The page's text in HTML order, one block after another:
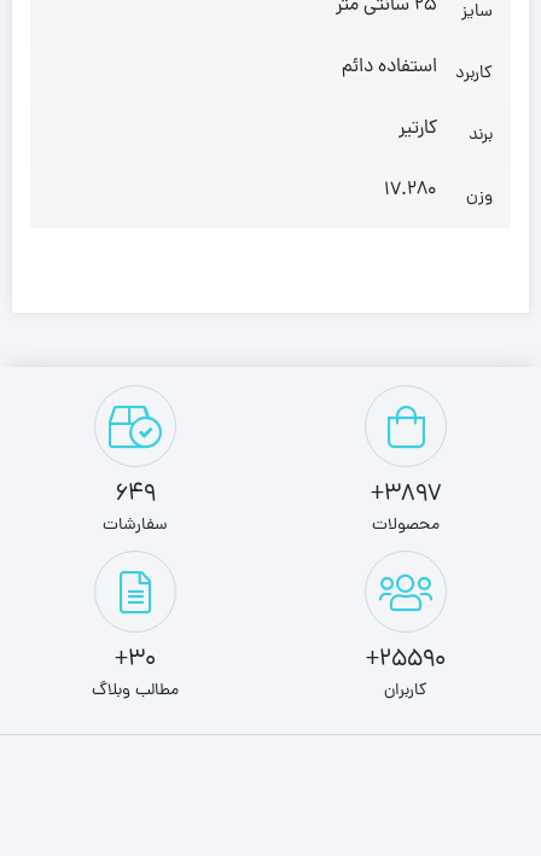
سایز 25 سانتی متر
کاربرد استفاده دائم
برند کارتیر
وزن 17.280
3897+
محصولات
649
سفارشات
25590+
کاربران
30+
مطالب وبلاگ